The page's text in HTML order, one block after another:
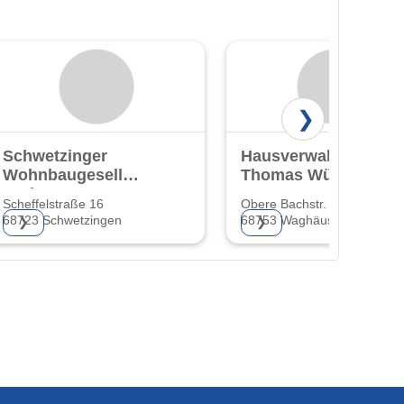
Schwetzinger
Wohnbaugesellschaft
GmbH & Co. KG
Scheffelstraße 16
68723 Schwetzingen
❯
Hausverwaltung
Thomas Würges
Obere Bachstr. 59
68753 Waghäusel
❯
❯